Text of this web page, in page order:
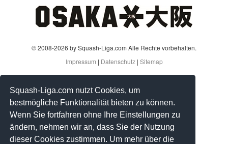
Squash-Liga.com nutzt Cookies, um
bestmögliche Funktionalität bieten zu können.
Wenn Sie fortfahren ohne Ihre Einstellungen zu
ändern, nehmen wir an, dass Sie der Nutzung
dieser Cookies zustimmen. Um mehr über die
© 2008-2026 by Squash-Liga.com Alle Rechte vorbehalten.
Impressum | Datenschutz| Sitemap